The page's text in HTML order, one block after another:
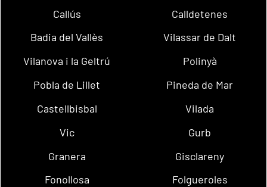
Callús
Calldetenes
Badia del Vallès
Vilassar de Dalt
Vilanova i la Geltrú
Polinyà
Pobla de Lillet
Pineda de Mar
Castellbisbal
Vilada
Vic
Gurb
Granera
Gisclareny
Fonollosa
Folgueroles